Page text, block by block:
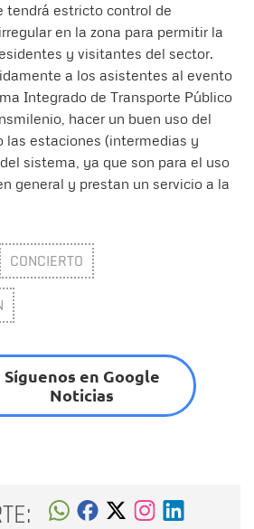
tendrá estricto control de
en la zona para permitir la
y visitantes del sector.
a los asistentes al evento
Integrado de Transporte Público
hacer un buen uso del
las estaciones (intermedias y
sistema, ya que son para el uso
general y prestan un servicio a la
CONCIERTO
Síguenos en Google
Noticias